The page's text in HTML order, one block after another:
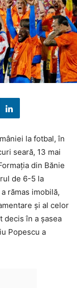
la fotbal, în
seară, 13 mai
din Bănie
de 6-5 la
rămas imobilă,
și al celor
decis în a șasea
Popescu a